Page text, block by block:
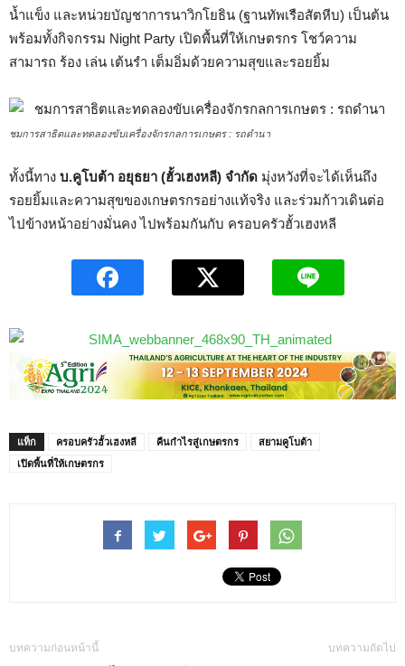
น้ำแข็ง และหน่วยบัญชาการนาวิกโยธิน (ฐานทัพเรือสัตหีบ) เป็นต้น
พร้อมทั้งกิจกรรม Night Party เปิดพื้นที่ให้เกษตรกร โชว์ความ
สามารถ ร้อง เล่น เต้นรำ เต็มอิ่มด้วยความสุขและรอยยิ้ม
ชมการสาธิตและทดลองขับเครื่องจักรกลการเกษตร : รถดำนา
ทั้งนี้ทาง บ.คูโบต้า อยุธยา (ฮั้วเฮงหลี) จำกัด มุ่งหวังที่จะได้เห็นถึง
รอยยิ้มและความสุขของเกษตรกรอย่างแท้จริง และร่วมก้าวเดินต่อ
ไปข้างหน้าอย่างมั่นคง ไปพร้อมกันกับ ครอบครัวฮั้วเฮงหลี
แท็ก ครอบครัวฮั้วเฮงหลี คืนกำไรสู่เกษตรกร
สยามคูโบต้า
เปิดพื้นที่ให้เกษตรกร
บทความก่อนหน้านี้ บทความถัดไป